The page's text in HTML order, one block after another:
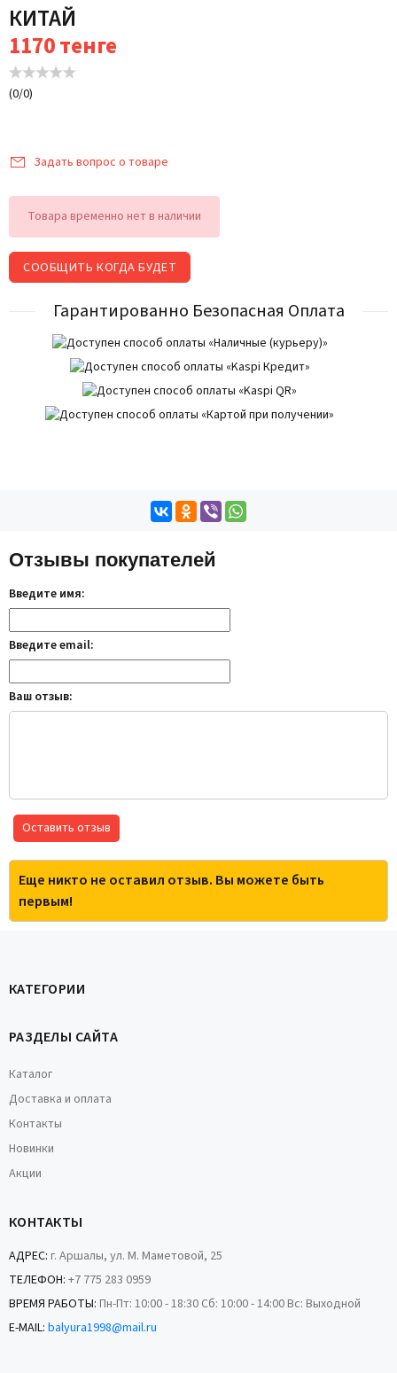
КИТАЙ
1170тенге
(0/0)
Задать вопрос о товаре
Товара временно нет в наличии
СООБЩИТЬ КОГДА БУДЕТ
Гарантированно Безопасная Оплата
Отзывы покупателей
Введите имя:
Введите email:
Ваш отзыв:
Оставить отзыв
Еще никто не оставил отзыв. Вы можете быть
первым!
КАТЕГОРИИ
РАЗДЕЛЫ САЙТА
Каталог
Доставка и оплата
Контакты
Новинки
Акции
КОНТАКТЫ
АДРЕС: г. Аршалы, ул. М. Маметовой, 25
ТЕЛЕФОН: +7 775 283 0959
ВРЕМЯ РАБОТЫ: Пн-Пт: 10:00 - 18:30 Сб: 10:00 - 14:00 Вс: Выходной
E-MAIL: balyura1998@mail.ru